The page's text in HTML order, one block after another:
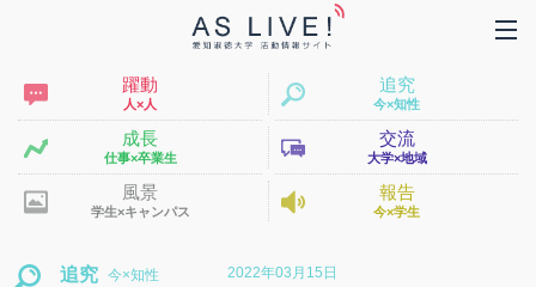
躍動
人×人
追究
今×知性
成長
仕事×卒業生
交流
大学×地域
風景
学生×キャンパス
報告
今×学生
追究 2022年03月15日